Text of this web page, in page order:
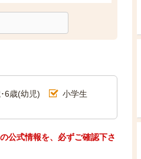
6歳(幼児)
小学生
公式情報を、必ずご確認下さ